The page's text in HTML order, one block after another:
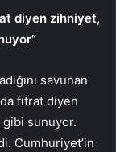
diyen zihniyet,
savunan
fıtrat diyen
gibi sunuyor.
Cumhuriyet’in